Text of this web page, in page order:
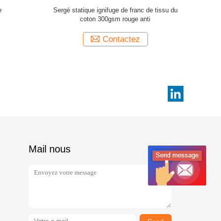
pour
Anti tissu statique de satin de coton du franc
350gsm de mi poids rouge
Contactez
Mail nous